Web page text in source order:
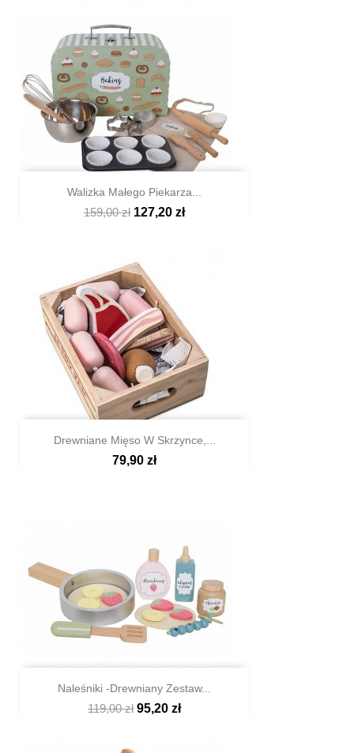
Szybki podgląd
Walizka Małego Piekarza...
159,00 zł 127,20 zł
Szybki podgląd
Drewniane Mięso W Skrzynce,...
79,90 zł
Szybki podgląd
Naleśniki -drewniany Zestaw...
119,00 zł 95,20 zł